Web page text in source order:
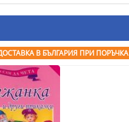
В БЪЛГАРИЯ ПРИ ПОРЪЧКА